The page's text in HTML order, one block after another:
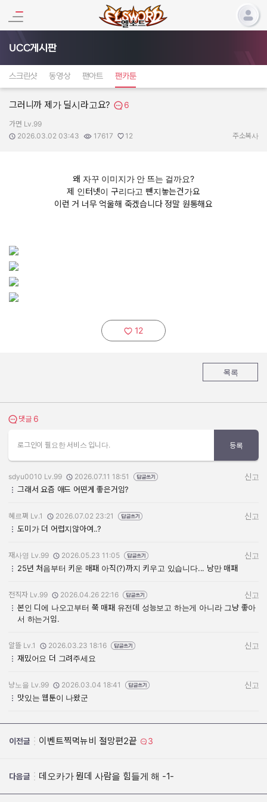
UCC게시판
스크린샷 동영상 팬아트 팬카툰
그러니까 제가 딜시라고요? 6
작성자:
가면 Lv.99
작성일:
2026.03.02 03:43
조회수:
17617
추천수:
12 주소복사
왜 자꾸 이미지가 안 뜨는 걸까요?
제 인터넷이 구리다고 뺀지놓는건가요
이런 거 너무 억울해 죽겠습니다 정말 원통해요
추천하기:
12
목록
댓글 보기
댓글 6
로그인이 필요한 서비스 입니다. 등록
작성자:
sdyu0010 Lv.99
작성일:
2026.07.11 18:51
신고
그래서 요즘 애드 어떤게 좋은거임?
작성자:
혜르쪄 Lv.1
작성일:
2026.07.02 23:21
신고
도미가 더 어렵지않아여..?
작성자:
재사영 Lv.99
작성일:
2026.05.23 11:05
신고
25년 처음부터 키운 매패 아직(?)까지 키우고 있습니다... 낭만 매패
작성자:
전직자 Lv.99
작성일:
2026.04.26 22:16
신고
본인 디에 나오고부터 쭉 매패 유전데 성능보고 하는게 아니라 그냥 좋아
서 하는거임.
작성자:
알뜰 Lv.1
작성일:
2026.03.23 18:16
신고
재밌어요 더 그려주세요
작성자:
냥노을 Lv.99
작성일:
2026.03.04 18:41
신고
맛있는 웹툰이 나왔군
이전글 이벤트찍먹뉴비 절망편2끝 3
다음글 데오카가 뭔데 사람을 힘들게 해 -1-